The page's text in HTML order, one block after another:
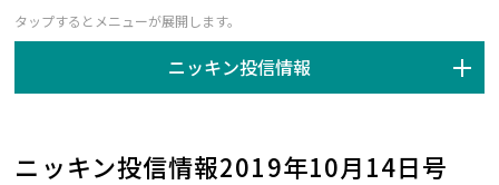
ニッキン投信情報
ニッキン投信情報2019年10月14日号